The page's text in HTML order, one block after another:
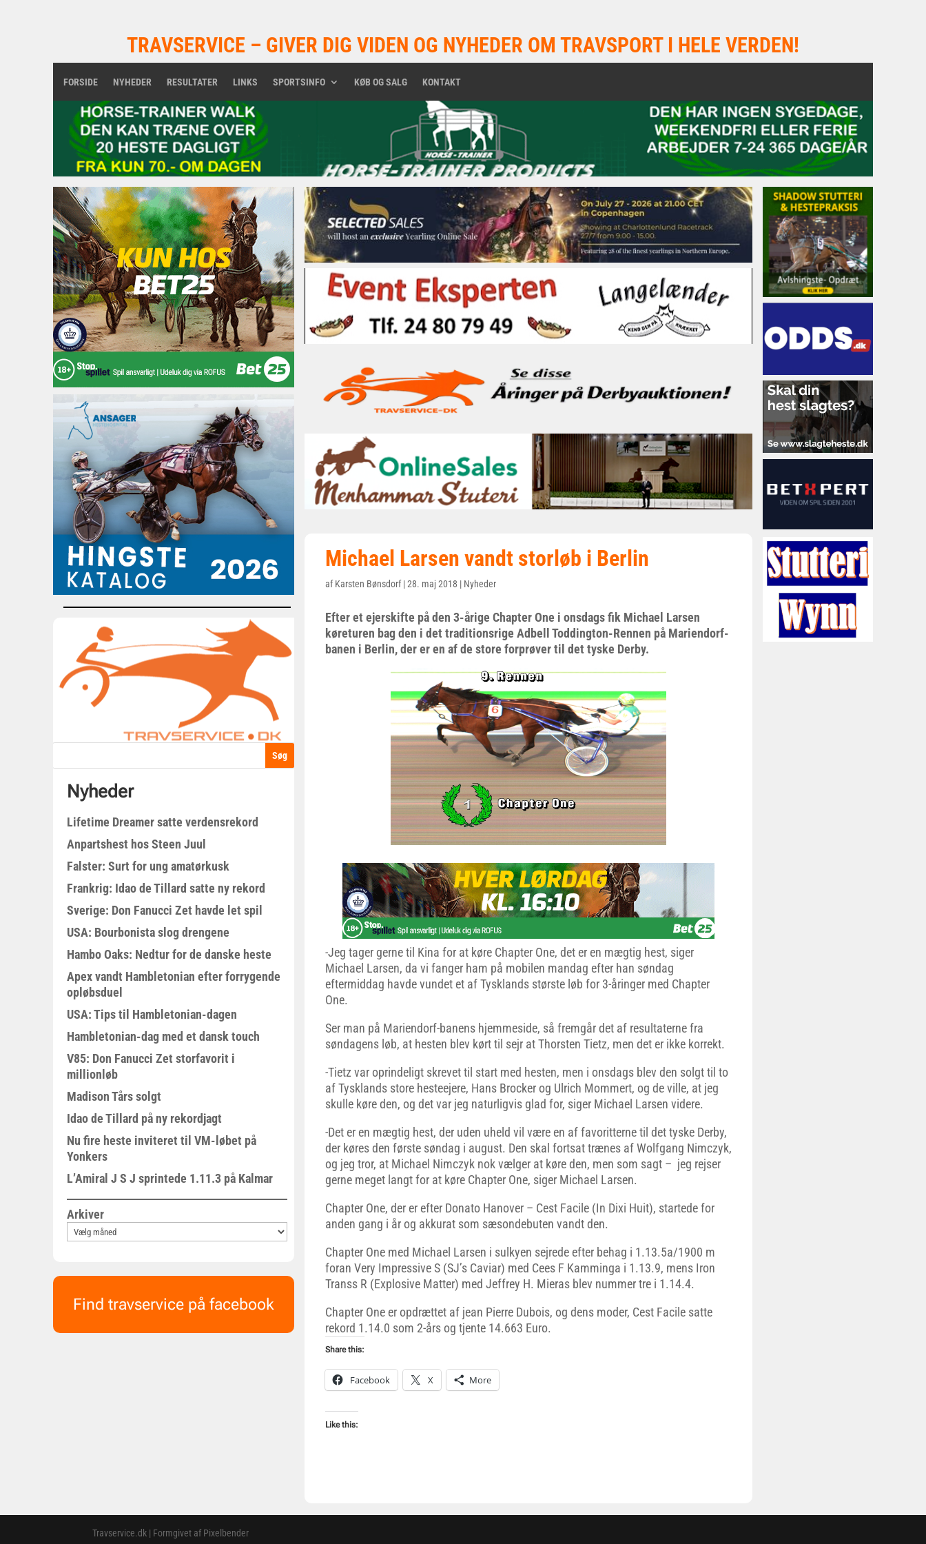
TRAVSERVICE – GIVER DIG VIDEN OG NYHEDER OM TRAVSPORT I HELE VERDEN!
FORSIDE NYHEDER RESULTATER LINKS SPORTSINFO KØB OG SALG KONTAKT
Nyheder
Lifetime Dreamer satte verdensrekord
Anpartshest hos Steen Juul
Falster: Surt for ung amatørkusk
Frankrig: Idao de Tillard satte ny rekord
Sverige: Don Fanucci Zet havde let spil
USA: Bourbonista slog drengene
Hambo Oaks: Nedtur for de danske heste
Apex vandt Hambletonian efter forrygende
opløbsduel
USA: Tips til Hambletonian-dagen
Hambletonian-dag med et dansk touch
V85: Don Fanucci Zet storfavorit i
millionløb
Madison Tårs solgt
Idao de Tillard på ny rekordjagt
Nu fire heste inviteret til VM-løbet på
Yonkers
L’Amiral J S J sprintede 1.11.3 på Kalmar
Arkiver
Find travservice på facebook
Michael Larsen vandt storløb i Berlin
afKarsten Bønsdorf|28. maj 2018 | Nyheder
Efter et ejerskifte på den 3-årige Chapter One i onsdags fik Michael Larsen
køreturen bag den i det traditionsrige Adbell Toddington-Rennen på Mariendorf-
banen i Berlin, der er en af de store forprøver til det tyske Derby.
-Jeg tager gerne til Kina for at køre Chapter One, det er en mægtig hest, siger
Michael Larsen, da vi fanger ham på mobilen mandag efter han søndag
eftermiddag havde vundet et af Tysklands største løb for 3-åringer med Chapter
One.
Ser man på Mariendorf-banens hjemmeside, så fremgår det af resultaterne fra
søndagens løb, at hesten blev kørt til sejr at Thorsten Tietz, men det er ikke korrekt.
-Tietz var oprindeligt skrevet til start med hesten, men i onsdags blev den solgt til to
af Tysklands store hesteejere, Hans Brocker og Ulrich Mommert, og de ville, at jeg
skulle køre den, og det var jeg naturligvis glad for, siger Michael Larsen videre.
-Det er en mægtig hest, der uden uheld vil være en af favoritterne til det tyske Derby,
der køres den første søndag i august. Den skal fortsat trænes af Wolfgang Nimczyk,
og jeg tror, at Michael Nimczyk nok vælger at køre den, men som sagt – jeg rejser
gerne meget langt for at køre Chapter One, siger Michael Larsen.
Chapter One, der er efter Donato Hanover – Cest Facile (In Dixi Huit), startede for
anden gang i år og akkurat som sæsondebuten vandt den.
Chapter One med Michael Larsen i sulkyen sejrede efter behag i 1.13.5a/1900 m
foran Very Impressive S (SJ’s Caviar) med Cees F Kamminga i 1.13.9, mens Iron
Transs R (Explosive Matter) med Jeffrey H. Mieras blev nummer tre i 1.14.4.
Chapter One er opdrættet af jean Pierre Dubois, og dens moder, Cest Facile satte
rekord 1.14.0 som 2-års og tjente 14.663 Euro.
Share this:
Facebook X More
Like this:
Travservice.dk | Formgivet af Pixelbender